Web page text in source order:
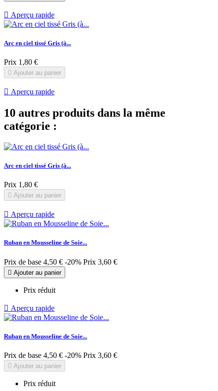
 Aperçu rapide
Arc en ciel tissé Gris (à...
Prix 1,80 €
 Ajouter au panier
 Aperçu rapide
10 autres produits dans la même
catégorie :
Arc en ciel tissé Gris (à...
Prix 1,80 €
 Ajouter au panier
 Aperçu rapide
Ruban en Mousseline de Soie...
Prix de base 4,50 € -20% Prix 3,60 €
 Ajouter au panier
Prix réduit
 Aperçu rapide
Ruban en Mousseline de Soie...
Prix de base 4,50 € -20% Prix 3,60 €
 Ajouter au panier
Prix réduit